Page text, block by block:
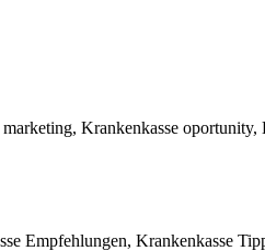
Krankenkasse
Empfehlungen, Krankenkasse